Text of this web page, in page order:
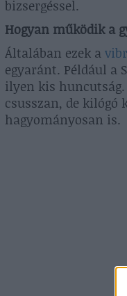
bizsergéssel.
Hogyan működik a
Általában ezek a
egyaránt. Például a
ilyen kis
csusszan, de
hagyományosan is.